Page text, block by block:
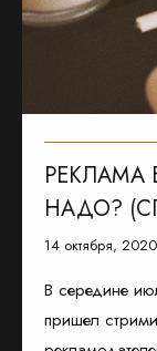
РЕКЛАМА
НАДО?
14 октября, 2020
В середине
пришел